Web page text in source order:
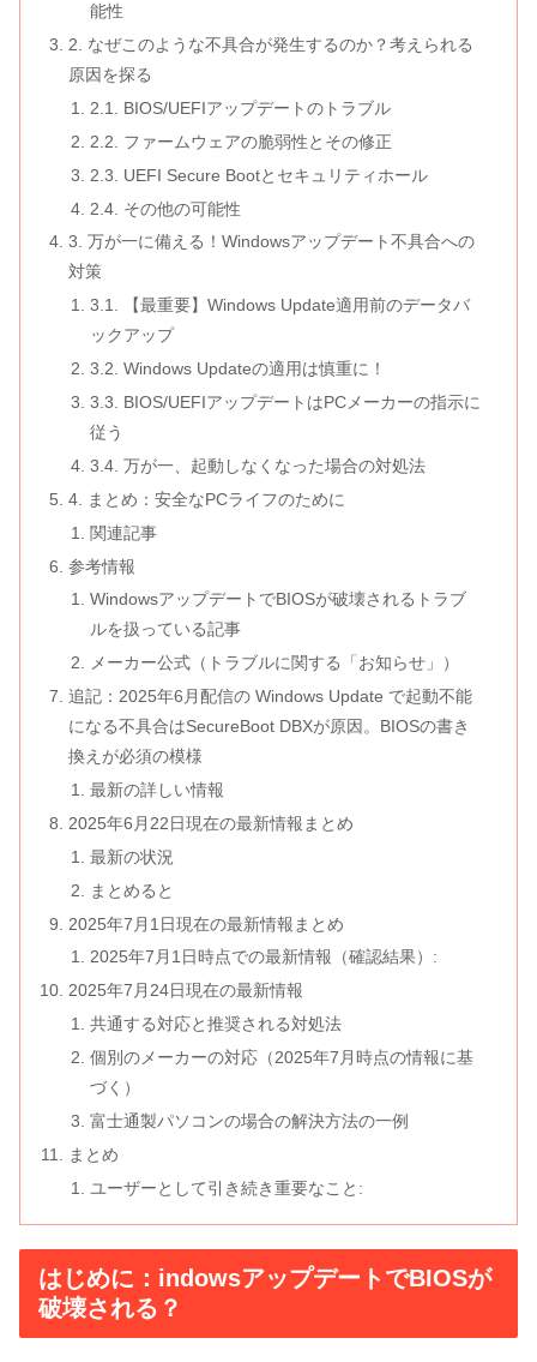
能性
2. なぜこのような不具合が発生するのか？考えられる
原因を探る
2.1. BIOS/UEFIアップデートのトラブル
2.2. ファームウェアの脆弱性とその修正
2.3. UEFI Secure Bootとセキュリティホール
2.4. その他の可能性
3. 万が一に備える！Windowsアップデート不具合への
対策
3.1. 【最重要】Windows Update適用前のデータバ
ックアップ
3.2. Windows Updateの適用は慎重に！
3.3. BIOS/UEFIアップデートはPCメーカーの指示に
従う
3.4. 万が一、起動しなくなった場合の対処法
4. まとめ：安全なPCライフのために
関連記事
参考情報
WindowsアップデートでBIOSが破壊されるトラブ
ルを扱っている記事
メーカー公式（トラブルに関する「お知らせ」）
追記：2025年6月配信の Windows Update で起動不能
になる不具合はSecureBoot DBXが原因。BIOSの書き
換えが必須の模様
最新の詳しい情報
2025年6月22日現在の最新情報まとめ
最新の状況
まとめると
2025年7月1日現在の最新情報まとめ
2025年7月1日時点での最新情報（確認結果）:
2025年7月24日現在の最新情報
共通する対応と推奨される対処法
個別のメーカーの対応（2025年7月時点の情報に基
づく）
富士通製パソコンの場合の解決方法の一例
まとめ
ユーザーとして引き続き重要なこと:
はじめに：indowsアップデートでBIOSが
破壊される？